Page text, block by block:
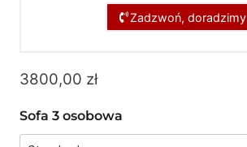
Zadzwoń, doradzimy
3800,00 zł
Sofa 3 osobowa